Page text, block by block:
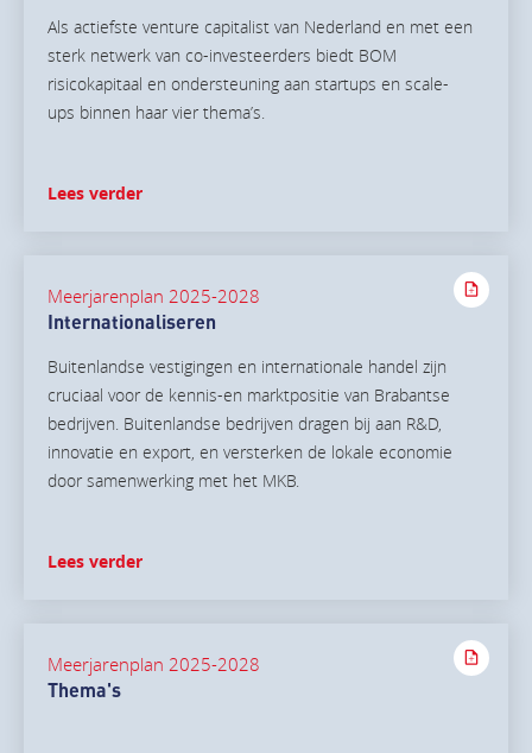
Als actiefste venture capitalist van Nederland en met een
sterk netwerk van co-investeerders biedt BOM
risicokapitaal en ondersteuning aan startups en scale-
ups binnen haar vier thema’s.
Lees verder
Meerjarenplan 2025-2028
Internationaliseren
Buitenlandse vestigingen en internationale handel zijn
cruciaal voor de kennis-en marktpositie van Brabantse
bedrijven. Buitenlandse bedrijven dragen bij aan R&D,
innovatie en export, en versterken de lokale economie
door samenwerking met het MKB.
Lees verder
Meerjarenplan 2025-2028
Thema's